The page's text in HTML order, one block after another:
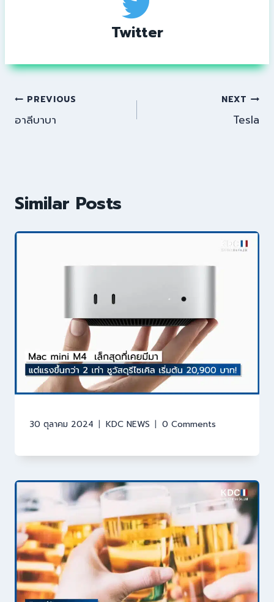
Twitter
PREVIOUS
อาลีบาบา
NEXT
Tesla
Similar Posts
30 ตุลาคม 2024 KDC NEWS 0 Comments